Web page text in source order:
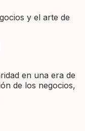
y el arte de
en una era de
de los negocios,